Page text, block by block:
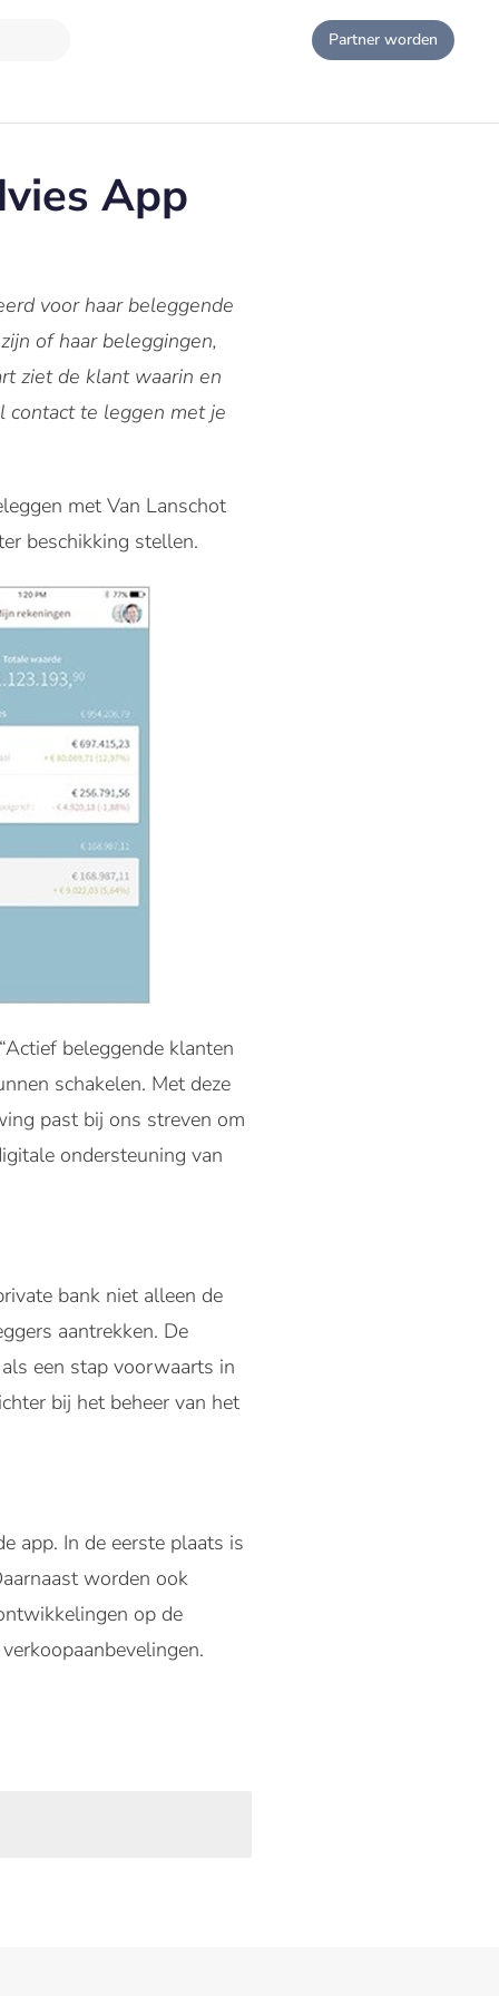
Partner worden
App
voor haar beleggende
of haar beleggingen,
ziet de klant waarin en
contact te leggen met je
met Van Lanschot
beschikking stellen.
beleggende klanten
schakelen. Met deze
past bij ons streven om
ondersteuning van
bank niet alleen de
aantrekken. De
een stap voorwaarts in
bij het beheer van het
app. In de eerste plaats is
worden ook
op de